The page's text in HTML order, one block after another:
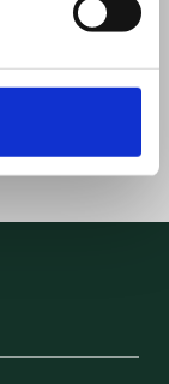
andre: